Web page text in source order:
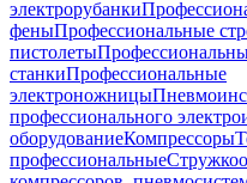
электрорубанки
феныПрофессиональные
пистолеты
станкиПрофессиональные
электроножницы
профессионального
оборудованиеКомпрессоры
профессиональные